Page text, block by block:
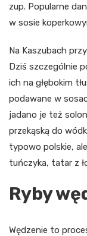
zup. Popularne
w sosie
Na Kaszubach
Dziś szczególnie
ich na głębokim
podawane w
jadano je też
przekąską do
typowo polskie,
tuńczyka, tatar z
Ryby
Wędzenie to